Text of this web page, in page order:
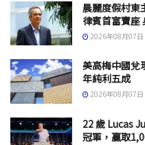
晨麗度假村東
律賓首富寶座
2026年08月07日
美高梅中國兌
年純利五成
2026年08月07日
22 歲 Lucas
冠軍，贏取